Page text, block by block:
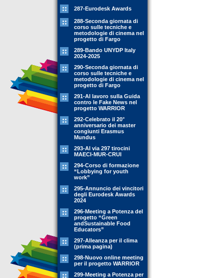
287-Eurodesk Awards
288-Seconda giornata di
corso sulle tecniche e
metodologie di cinema nel
progetto di Fargo
289-Bando UNYDP Italy
2024-2025
290-Seconda giornata di
corso sulle tecniche e
metodologie di cinema nel
progetto di Fargo
291-Al lavoro sulla Guida
contro le Fake News nel
progetto WARRIOR
292-Celebrato il 20°
anniversario dei master
congiunti Erasmus
Mundus
293-Al via 297 tirocini
MAECI-MUR-CRUI
294-Corso di formazione
“Lobbying for youth
work”
295-Annuncio dei vincitori
degli Eurodesk Awards
2024
296-Meeting a Potenza del
progetto “Green
andSustainable Food
Educators”
297-Alleanza per il clima
(prima pagina)
298-Nuovo online meeting
per il progetto WARRIOR
299-Meeting a Potenza per